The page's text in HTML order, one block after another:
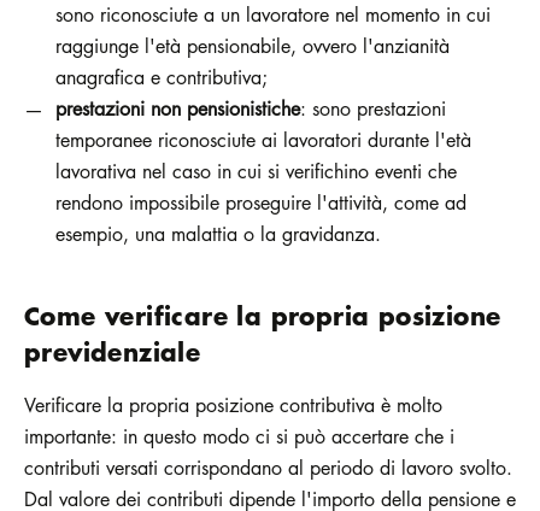
sono riconosciute a un lavoratore nel momento in cui
raggiunge l'età pensionabile, ovvero l'anzianità
anagrafica e contributiva;
prestazioni non pensionistiche: sono prestazioni
temporanee riconosciute ai lavoratori durante l'età
lavorativa nel caso in cui si verifichino eventi che
rendono impossibile proseguire l'attività, come ad
esempio, una malattia o la gravidanza.
Come verificare la propria posizione
previdenziale
Verificare la propria posizione contributiva è molto
importante: in questo modo ci si può accertare che i
contributi versati corrispondano al periodo di lavoro svolto.
Dal valore dei contributi dipende l'importo della pensione e